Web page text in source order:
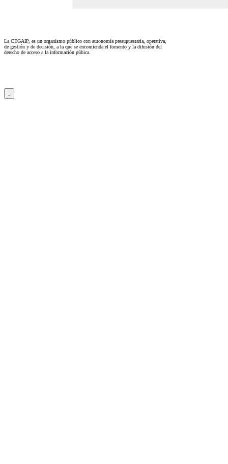
La CEGAIP, es un organismo público con autonomía presupuestaria, operativa,
de gestión y de decisión, a la que se encomienda el fomento y la difusión del
derecho de acceso a la información púbica.